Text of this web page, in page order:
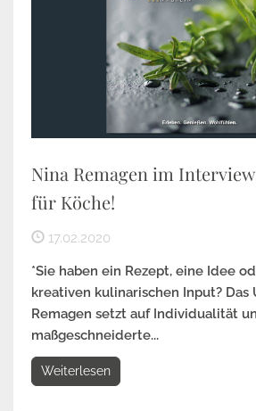
Nina Remagen im
für Köche!
17.02.2020
*Sie haben ein Rezept, eine Idee
kreativen kulinarischen Input? Das
Remagen setzt auf Individualität
maßgeschneiderte...
Weiterlesen